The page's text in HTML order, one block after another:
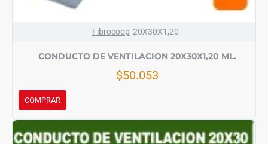
Fibrocoop 20X30X1,20
CONDUCTO DE VENTILACION 20X30X1,20 ML.
$50.053
COMPRAR